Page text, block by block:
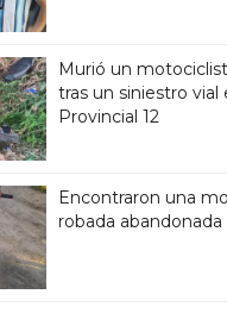
Murió un
tras un siniestro vial
Provincial 12
Encontraron una
robada